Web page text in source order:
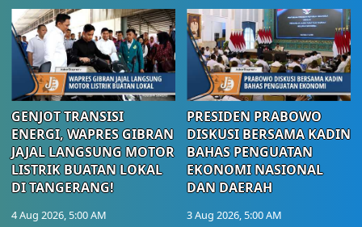
GENJOT TRANSISI
ENERGI, WAPRES GIBRAN
JAJAL LANGSUNG MOTOR
LISTRIK BUATAN LOKAL
DI TANGERANG!
4 Aug 2026, 5:00 AM
PRESIDEN PRABOWO
DISKUSI BERSAMA KADIN
BAHAS PENGUATAN
EKONOMI NASIONAL
DAN DAERAH
3 Aug 2026, 5:00 AM